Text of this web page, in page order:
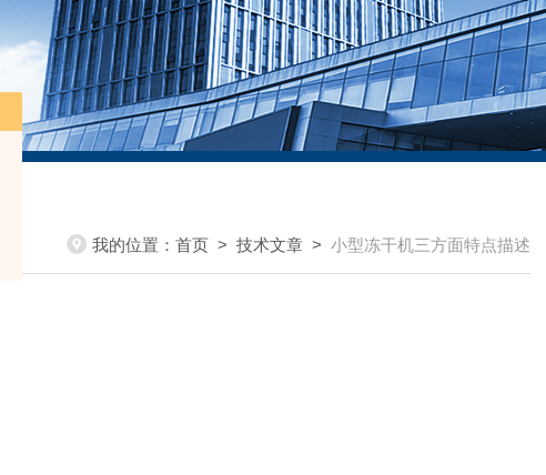
我的位置： 首页 > 技术文章 > 小型冻干机三方面特点描述